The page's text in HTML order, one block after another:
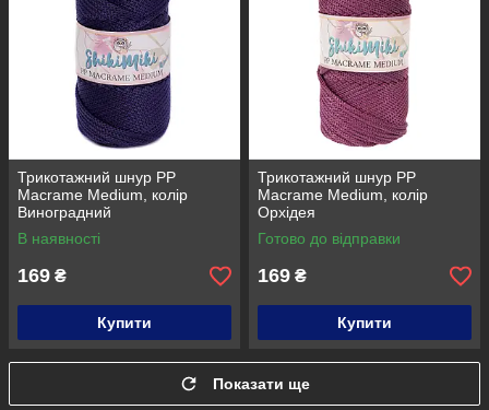
Трикотажний шнур PP
Macrame Medium, колір
Виноградний
В наявності
169 ₴
Купити
Трикотажний шнур PP
Macrame Medium, колір
Орхідея
Готово до відправки
169 ₴
Купити
Показати ще